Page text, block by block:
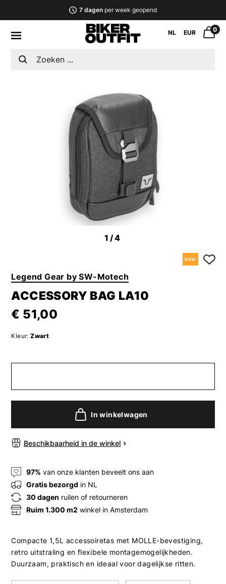
7 dagenper week geopend
NL EUR 0
1 /4
NEW
Legend Gear by SW-Motech
ACCESSORY BAG LA10
€ 51,00
Kleur: Zwart
In winkelwagen
Beschikbaarheid in de winkel
97% van onze klanten beveelt ons aan
Gratis bezorgd in NL
30 dagen ruilen of retourneren
Ruim 1.300 m2 winkel in Amsterdam
Compacte 1,5L accessoiretas met MOLLE-bevestiging,
retro uitstraling en flexibele montagemogelijkheden.
Duurzaam, praktisch en ideaal voor dagelijkse ritten.